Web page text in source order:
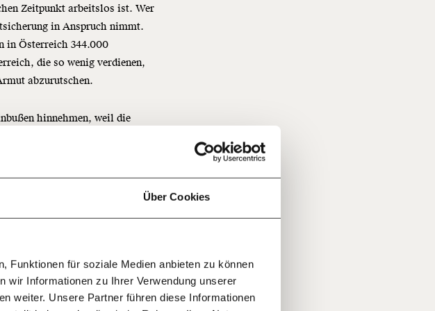
Über Cookies
Funktionen für soziale Medien anbieten zu können
wir Informationen zu Ihrer Verwendung unserer
weiter. Unsere Partner führen diese Informationen
dem
unseren gratis
E-Mail-
Morgenmoment:
Knackig über die
wichtigsten Themen
50€ 100€ €
Mastodon
Zeitpunkt arbeitslos ist. Wer
in Anspruch nimmt.
in Österreich 344.000
die so wenig verdienen,
abzurutschen.
hinnehmen, weil die
Krise